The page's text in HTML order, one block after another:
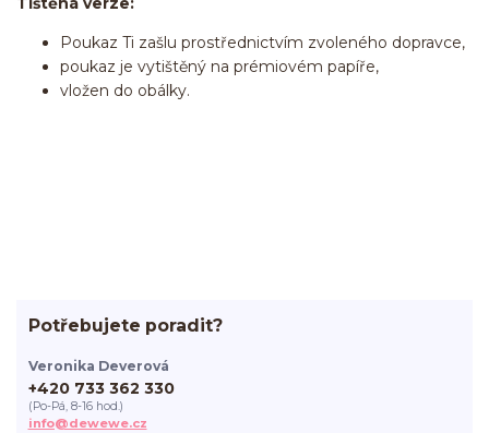
Poukaz Ti zašlu prostřednictvím zvoleného dopravce,
poukaz je vytištěný na prémiovém papíře,
vložen do obálky.
Potřebujete poradit?
Veronika Deverová
+420 733 362 330
(Po-Pá, 8-16 hod.)
info@dewewe.cz